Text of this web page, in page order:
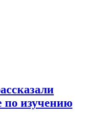
по изучению